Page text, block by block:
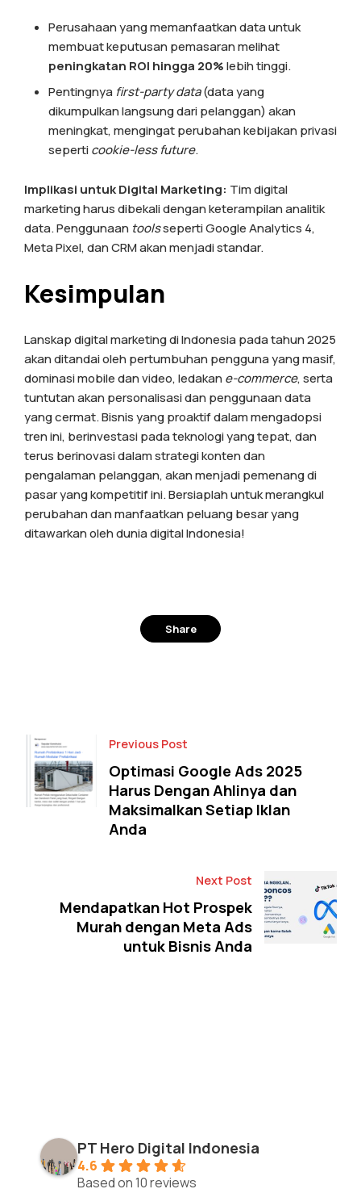
Perusahaan yang memanfaatkan data untuk
membuat keputusan pemasaran melihat
peningkatan ROI hingga 20%lebih tinggi.
Pentingnya first-party data(data yang
dikumpulkan langsung dari pelanggan) akan
meningkat, mengingat perubahan kebijakan privasi
seperticookie-less future.
Implikasi untuk Digital Marketing: Tim digital
marketing harus dibekali dengan keterampilan analitik
data. Penggunaan toolsseperti Google Analytics 4,
Meta Pixel, dan CRM akan menjadi standar.
Kesimpulan
Lanskap digital marketing di Indonesia pada tahun 2025
akan ditandai oleh pertumbuhan pengguna yang masif,
dominasi mobile dan video, ledakan e-commerce, serta
tuntutan akan personalisasi dan penggunaan data
yang cermat. Bisnis yang proaktif dalam mengadopsi
tren ini, berinvestasi pada teknologi yang tepat, dan
terus berinovasi dalam strategi konten dan
pengalaman pelanggan, akan menjadi pemenang di
pasar yang kompetitif ini. Bersiaplah untuk merangkul
perubahan dan manfaatkan peluang besar yang
ditawarkan oleh dunia digital Indonesia!
Share
Previous Post
Optimasi Google Ads 2025
Harus Dengan Ahlinya dan
Maksimalkan Setiap Iklan
Anda
Next Post
Mendapatkan Hot Prospek
Murah dengan Meta Ads
untuk Bisnis Anda
PT Hero Digital Indonesia
4.6
Based on 10 reviews